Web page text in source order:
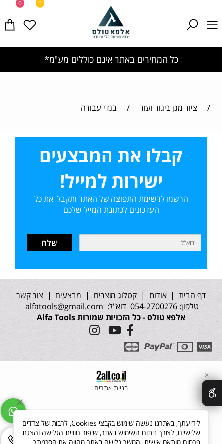
כל המחירים באתר אינם כוללים מע"מ*
0 0
/ ציוד מגן ביגוד ועוד / בגדי עבודה
קבלו את המבצעים
ישירות למייל!
הרשמו לרשימת התפוצה של האתר ותקבלו את כל
העדכונים לכתובת המייל שלכם
דף הבית | אודות | קטלוג מוצרים | מבצעים | צור קשר
טלפון: 054-2700276 דוא"ל:
alfatools@gmail.com
אלפא טולס - כל הזכויות שמורות Alfa Tools
בניית אתרים
✕
לידיעתך, באתרנו נעשה שימוש בקבצי Cookies, לרבות של צדדים
שלישיים, לצורך ניתוח השימוש באתר, שיפור חוויית הגלישה והצגת
פרסום מותאם אישית. המשך גלישה באתר מהווה את הסכמתך